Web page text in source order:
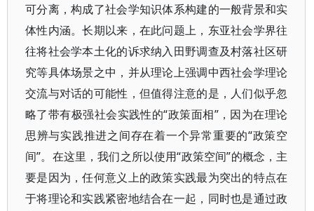
可分离，构成了社会学知识体系构建的一般背景和实
体性内涵。长期以来，在此问题上，东亚社会学界往
往将社会学本土化的诉求纳入田野调查及村落社区研
究等具体场景之中，并从理论上强调中西社会学理论
交流与对话的可能性，但值得注意的是，人们似乎忽
略了带有极强社会实践性的“政策面相”，因为在理论
思辨与实践推进之间存在着一个异常重要的“政策空
间”。在这里，我们之所以使用“政策空间”的概念，主
要是因为，任何意义上的政策实践最为突出的特点在
于将理论和实践紧密地结合在一起，同时也是通过政